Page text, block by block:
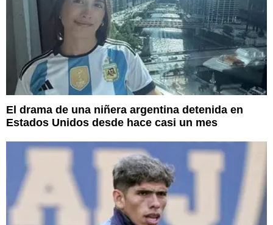
El drama de una niñera argentina detenida en
Estados Unidos desde hace casi un mes